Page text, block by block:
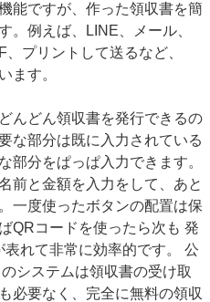
能ですが、作った領収書を簡
。例えば、LINE、メール、
プリントして送るなど、
ます。
んどん領収書を発行できるの
な部分は既に入力されている
部分をぱっぱ入力できます。
前と金額を入力をして、あと
一度使ったボタンの配置は保
QRコードを使ったら次も 発
れて非常に効率的です。 公
システムは領収書の受け取
必要なく、完全に無料の領収